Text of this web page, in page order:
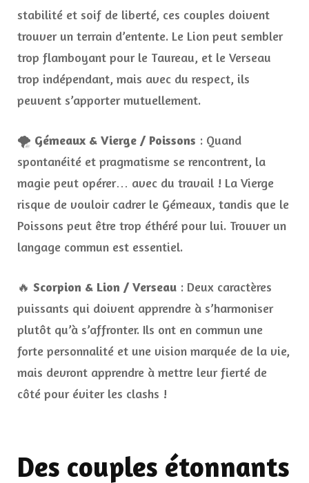
stabilité et soif de liberté, ces couples doivent
trouver un terrain d’entente. Le Lion peut sembler
trop flamboyant pour le Taureau, et le Verseau
trop indépendant, mais avec du respect, ils
peuvent s’apporter mutuellement.
🌪 Gémeaux & Vierge / Poissons : Quand
spontanéité et pragmatisme se rencontrent, la
magie peut opérer… avec du travail ! La Vierge
risque de vouloir cadrer le Gémeaux, tandis que le
Poissons peut être trop éthéré pour lui. Trouver un
langage commun est essentiel.
🔥 Scorpion & Lion / Verseau : Deux caractères
puissants qui doivent apprendre à s’harmoniser
plutôt qu’à s’affronter. Ils ont en commun une
forte personnalité et une vision marquée de la vie,
mais devront apprendre à mettre leur fierté de
côté pour éviter les clashs !
Des couples étonnants